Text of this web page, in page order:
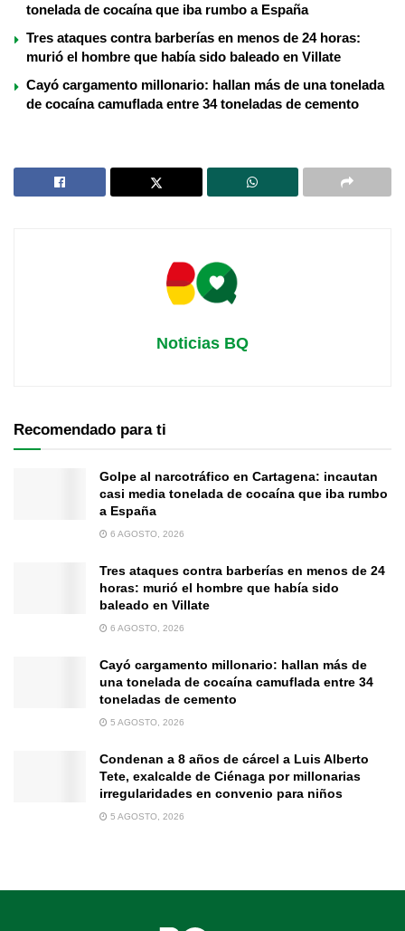
tonelada de cocaína que iba rumbo a España
Tres ataques contra barberías en menos de 24 horas:
murió el hombre que había sido baleado en Villate
Cayó cargamento millonario: hallan más de una tonelada
de cocaína camuflada entre 34 toneladas de cemento
Noticias BQ
Recomendado para ti
Golpe al narcotráfico en Cartagena: incautan
casi media tonelada de cocaína que iba rumbo
a España
6 AGOSTO, 2026
Tres ataques contra barberías en menos de 24
horas: murió el hombre que había sido
baleado en Villate
6 AGOSTO, 2026
Cayó cargamento millonario: hallan más de
una tonelada de cocaína camuflada entre 34
toneladas de cemento
5 AGOSTO, 2026
Condenan a 8 años de cárcel a Luis Alberto
Tete, exalcalde de Ciénaga por millonarias
irregularidades en convenio para niños
5 AGOSTO, 2026